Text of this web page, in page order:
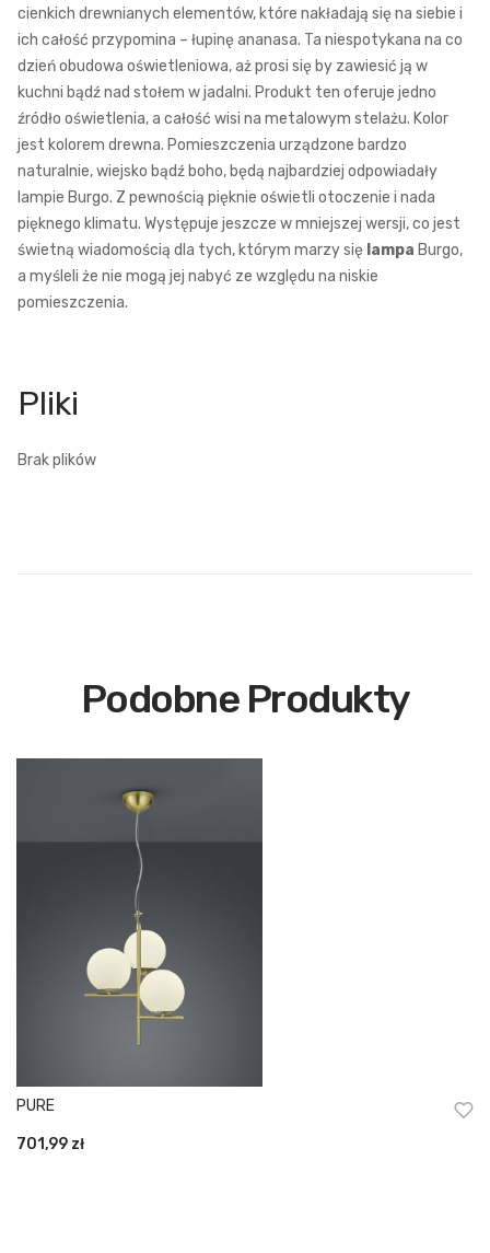
cienkich drewnianych elementów, które nakładają się na siebie i
ich całość przypomina – łupinę ananasa. Ta niespotykana na co
dzień obudowa oświetleniowa, aż prosi się by zawiesić ją w
kuchni bądź nad stołem w jadalni. Produkt ten oferuje jedno
źródło oświetlenia, a całość wisi na metalowym stelażu. Kolor
jest kolorem drewna. Pomieszczenia urządzone bardzo
naturalnie, wiejsko bądź boho, będą najbardziej odpowiadały
lampie Burgo. Z pewnością pięknie oświetli otoczenie i nada
pięknego klimatu. Występuje jeszcze w mniejszej wersji, co jest
świetną wiadomością dla tych, którym marzy się lampa Burgo,
a myśleli że nie mogą jej nabyć ze względu na niskie
pomieszczenia.
Brak plików
Podobne Produkty
PURE
701,99 zł